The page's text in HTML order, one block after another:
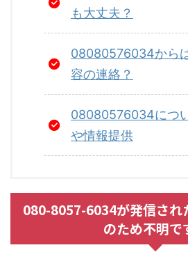
も大丈夫？
08080576034から
容の連絡？
08080576034につ
や情報提供
080-8057-6034が発信され
のため不明で